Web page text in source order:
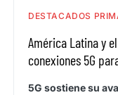
DESTACADOS
América Latina y
conexiones 5G
5G sostiene su